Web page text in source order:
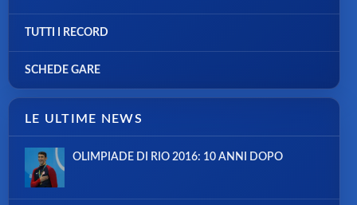
TUTTI I RECORD
SCHEDE GARE
LE ULTIME NEWS
OLIMPIADE DI RIO 2016: 10 ANNI DOPO